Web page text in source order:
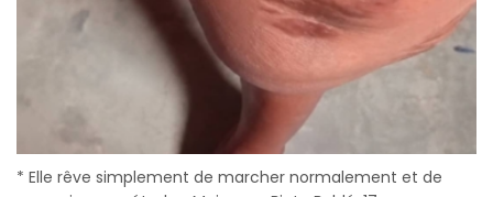
* Elle rêve simplement de marcher normalement et de